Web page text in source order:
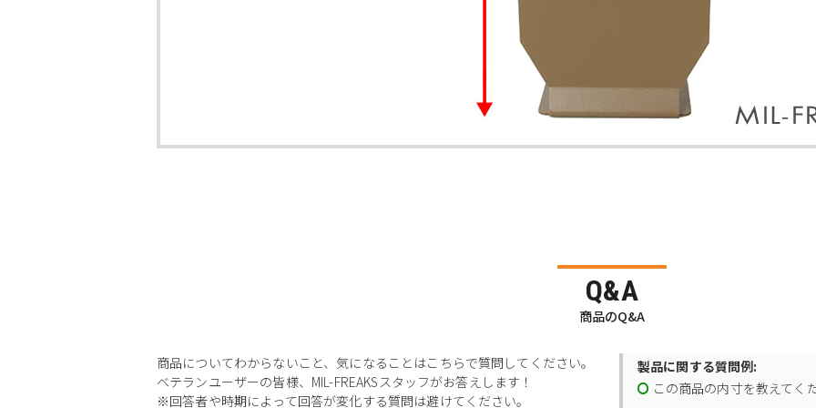
Q&A
商品のQ&A
商品についてわからないこと、気になることはこちらで質問してください。
ベテランユーザーの皆様、MIL-FREAKSスタッフがお答えします！
※回答者や時期によって回答が変化する質問は避けてください。
製品に関する質問例:
この商品の内寸を教えてく